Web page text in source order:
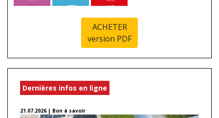
ACHETER
version PDF
Dernières infos en ligne
21.07.2026 | Bon à savoir